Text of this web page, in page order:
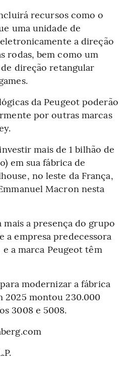
recursos como o
uma unidade de
a direção
rodas, bem como um
direção retangular
da Peugeot poderão
por outras marcas
mais de 1 bilhão de
em sua fábrica de
no leste da França,
Macron nesta
a presença do grupo
a empresa predecessora
e a marca Peugeot têm
modernizar a fábrica
2025 montou 230.000
3008 e 5008.